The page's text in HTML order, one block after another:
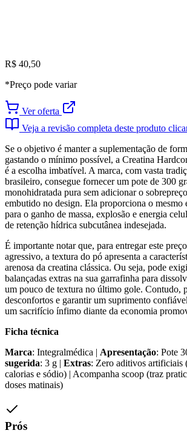
R$ 40,50
*Preço pode variar
Ver oferta
Veja a revisão completa deste produto
Se o objetivo é manter a suplementação de
gastando o mínimo possível, a Creatina
é a escolha imbatível. A marca, com vasta
brasileiro, consegue fornecer um pote de 300
monohidratada pura sem adicionar o
embutido no design. Ela proporciona o mesmo
para o ganho de massa, explosão e energia
de retenção hídrica subcutânea indesejada.
É importante notar que, para entregar este
agressivo, a textura do pó apresenta a
arenosa da creatina clássica. Ou seja, pode
balançadas extras na sua garrafinha para
um pouco de textura no último gole. Contudo,
desconfortos e garantir um suprimento
um sacrifício ínfimo diante da economia
Ficha técnica
Marca: Integralmédica | Apresentação: Pote
sugerida: 3 g | Extras: Zero aditivos artificiais
calorias e sódio) | Acompanha scoop (traz
doses matinais)
Prós